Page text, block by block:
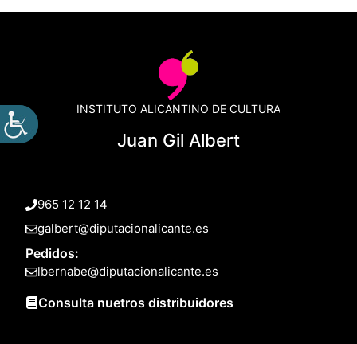
INSTITUTO ALICANTINO DE CULTURA
Juan Gil Albert
965 12 12 14
galbert@diputacionalicante.es
Pedidos:
lbernabe@diputacionalicante.es
Consulta nuetros distribuidores